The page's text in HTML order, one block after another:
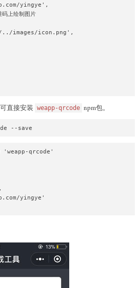
yingye',
上绘制图片
images/icon.png',
直接安装 weapp-qrcode npm包。
--save
'weapp-qrcode'
yingye'